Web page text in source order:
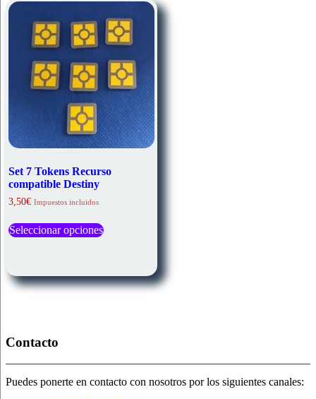
Set 7 Tokens Recurso
compatible Destiny
3,50€ Impuestos incluidos
Seleccionar opcionesproducto
Las
opciones
de
Contacto
Puedes ponerte en contacto con nosotros por los siguientes canales: